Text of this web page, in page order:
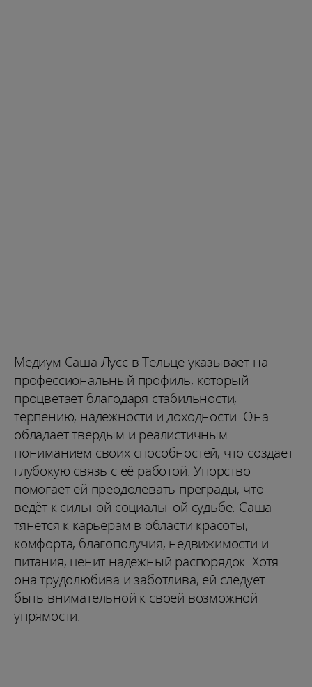
Медиум Саша Лусс в Тельце указывает на
профессиональный профиль, который
процветает благодаря стабильности,
терпению, надежности и доходности. Она
обладает твёрдым и реалистичным
пониманием своих способностей, что создаёт
глубокую связь с её работой. Упорство
помогает ей преодолевать преграды, что
ведёт к сильной социальной судьбе. Саша
тянется к карьерам в области красоты,
комфорта, благополучия, недвижимости и
питания, ценит надежный распорядок. Хотя
она трудолюбива и заботлива, ей следует
быть внимательной к своей возможной
упрямости.